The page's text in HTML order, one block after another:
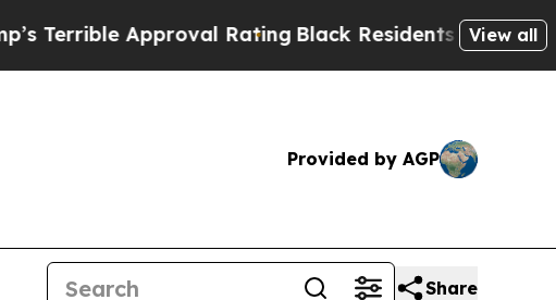
Approval RatingBlack Residents Warned ofView all
Provided by AGP
Share